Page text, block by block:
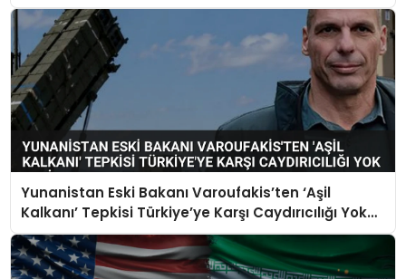
Yunanistan Eski Bakanı Varoufakis’ten ‘Aşil
Kalkanı’ Tepkisi Türkiye’ye Karşı Caydırıcılığı Yok
Dedi